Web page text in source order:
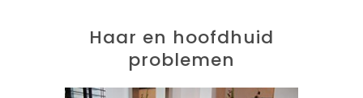
Haar en hoofdhuid
problemen